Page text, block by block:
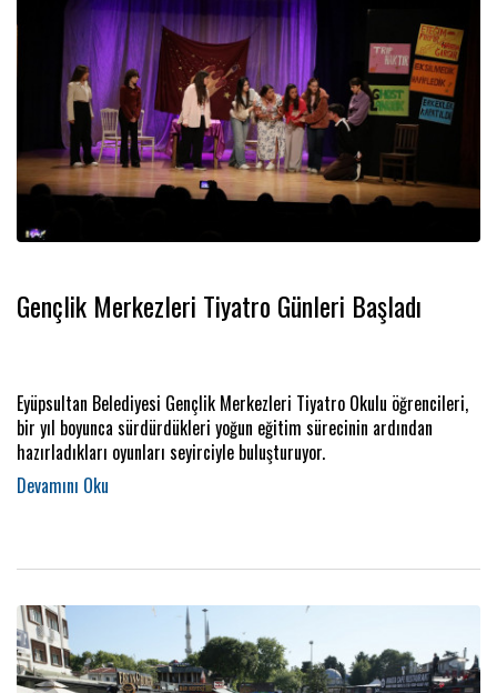
Gençlik Merkezleri Tiyatro Günleri Başladı
Eyüpsultan Belediyesi Gençlik Merkezleri Tiyatro Okulu öğrencileri,
bir yıl boyunca sürdürdükleri yoğun eğitim sürecinin ardından
hazırladıkları oyunları seyirciyle buluşturuyor.